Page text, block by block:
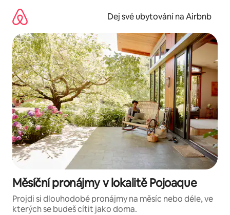
obsah
Dej své ubytování na Airbnb
Měsíční pronájmy v lokalitě Pojoaque
Projdi si dlouhodobé pronájmy na měsíc nebo déle, ve
kterých se budeš cítit jako doma.